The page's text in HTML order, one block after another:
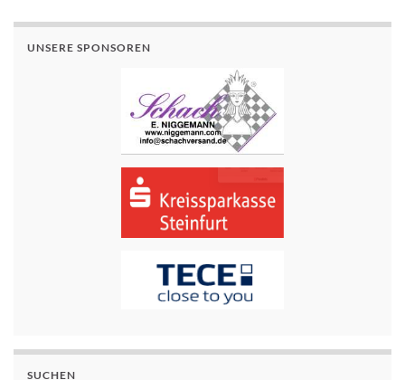
UNSERE SPONSOREN
SUCHEN